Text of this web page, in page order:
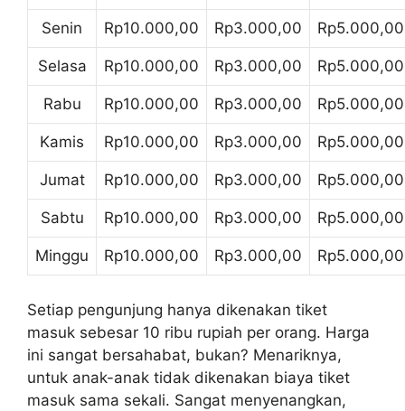
Senin Rp10.000,00 Rp3.000,00 Rp5.000,00
Selasa Rp10.000,00 Rp3.000,00 Rp5.000,00
Rabu Rp10.000,00 Rp3.000,00 Rp5.000,00
Kamis Rp10.000,00 Rp3.000,00 Rp5.000,00
Jumat Rp10.000,00 Rp3.000,00 Rp5.000,00
Sabtu Rp10.000,00 Rp3.000,00 Rp5.000,00
Minggu Rp10.000,00 Rp3.000,00 Rp5.000,00
Setiap pengunjung hanya dikenakan tiket
masuk sebesar 10 ribu rupiah per orang. Harga
ini sangat bersahabat, bukan? Menariknya,
untuk anak-anak tidak dikenakan biaya tiket
masuk sama sekali. Sangat menyenangkan,